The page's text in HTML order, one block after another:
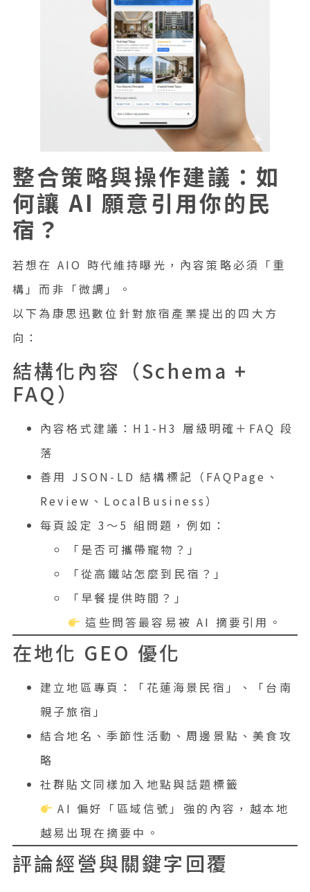
整合策略與操作建議：如
何讓 AI 願意引用你的民
宿？
若想在 AIO 時代維持曝光，內容策略必須「重
構」而非「微調」。
以下為康思迅數位針對旅宿產業提出的四大方
向：
結構化內容（Schema +
FAQ）
內容格式建議：H1-H3 層級明確＋FAQ 段
落
善用 JSON-LD 結構標記（FAQPage、
Review、LocalBusiness）
每頁設定 3～5 組問題，例如：
「是否可攜帶寵物？」
「從高鐵站怎麼到民宿？」
「早餐提供時間？」
這些問答最容易被 AI 摘要引用。
在地化 GEO 優化
建立地區專頁：「花蓮海景民宿」、「台南
親子旅宿」
結合地名、季節性活動、周邊景點、美食攻
略
社群貼文同樣加入地點與話題標籤
AI 偏好「區域信號」強的內容，越本地
越易出現在摘要中。
評論經營與關鍵字回覆